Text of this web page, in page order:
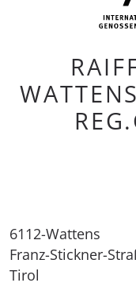
6112-Wattens
Franz-Stickner-
Tirol